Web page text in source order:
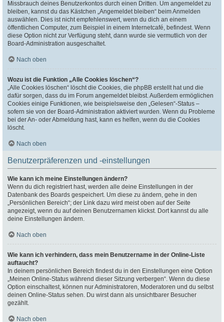
Missbrauch deines Benutzerkontos durch einen Dritten. Um angemeldet zu
bleiben, kannst du das Kästchen „Angemeldet bleiben“ beim Anmelden
auswählen. Dies ist nicht empfehlenswert, wenn du dich an einem
öffentlichen Computer, zum Beispiel in einem Internetcafé, befindest. Wenn
diese Option nicht zur Verfügung steht, dann wurde sie vermutlich von der
Board-Administration ausgeschaltet.
Nach oben
Wozu ist die Funktion „Alle Cookies löschen“?
„Alle Cookies löschen“ löscht die Cookies, die phpBB erstellt hat und die
dafür sorgen, dass du im Forum angemeldet bleibst. Außerdem ermöglichen
Cookies einige Funktionen, wie beispielsweise den „Gelesen“-Status –
sofern sie von der Board-Administration aktiviert wurden. Wenn du Probleme
bei der An- oder Abmeldung hast, kann es helfen, wenn du die Cookies
löscht.
Nach oben
Benutzerpräferenzen und -einstellungen
Wie kann ich meine Einstellungen ändern?
Wenn du dich registriert hast, werden alle deine Einstellungen in der
Datenbank des Boards gespeichert. Um diese zu ändern, gehe in den
„Persönlichen Bereich“; der Link dazu wird meist oben auf der Seite
angezeigt, wenn du auf deinen Benutzernamen klickst. Dort kannst du alle
deine Einstellungen ändern.
Nach oben
Wie kann ich verhindern, dass mein Benutzername in der Online-Liste
auftaucht?
In deinem persönlichen Bereich findest du in den Einstellungen eine Option
„Meinen Online-Status während dieser Sitzung verbergen“. Wenn du diese
Option einschaltest, können nur Administratoren, Moderatoren und du selbst
deinen Online-Status sehen. Du wirst dann als unsichtbarer Besucher
gezählt.
Nach oben